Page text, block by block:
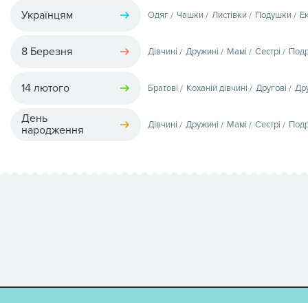
Українцям Одяг Чашки Листівки Подушки
8 Березня Дівчині Дружині Мамі Сестрі
14 лютого Братові Коханій дівчині Другові
День
народження
Дівчині Дружині Мамі Сестрі